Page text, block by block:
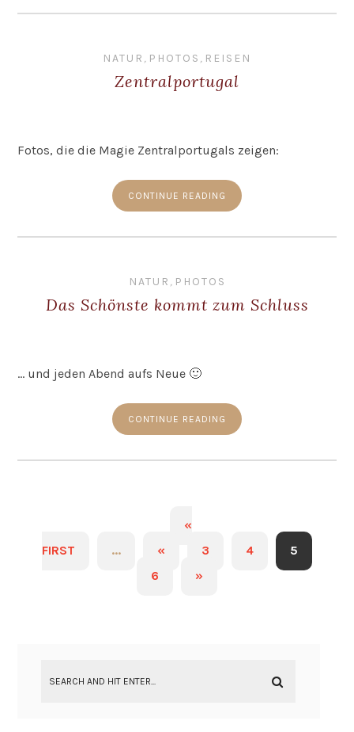
NATUR , PHOTOS , REISEN
Zentralportugal
Fotos, die die Magie Zentralportugals zeigen:
CONTINUE READING
NATUR , PHOTOS
Das Schönste kommt zum Schluss
… und jeden Abend aufs Neue 🙂
CONTINUE READING
«
FIRST
... « 3 4
5
6
»